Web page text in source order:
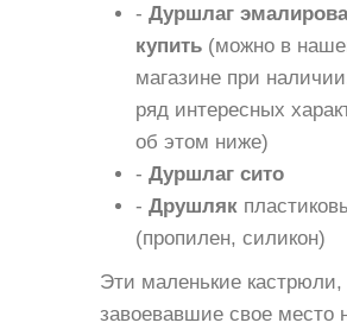
- Дуршлаг
купить (можно в
магазине при
ряд интересных
об этом ниже)
- Дуршлаг сито
- Друшляк
(пропилен, силикон)
Эти маленькие кастрюли,
завоевавшие свое место